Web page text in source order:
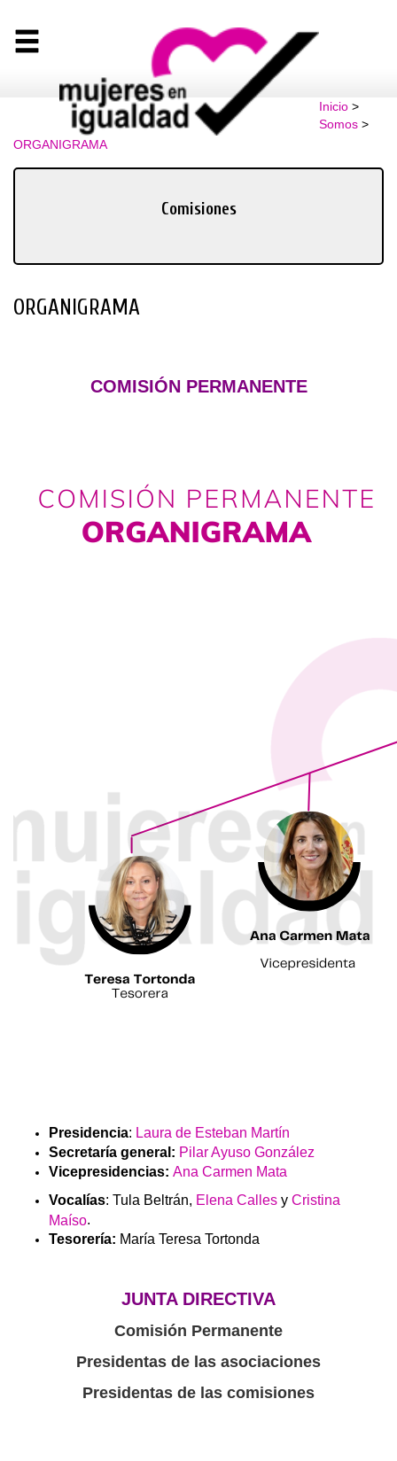
Inicio>
Somos>
ORGANIGRAMA
Comisiones
ORGANIGRAMA
COMISIÓN PERMANENTE
Presidencia: Laura de Esteban Martín
Secretaría general: Pilar Ayuso González
Vicepresidencias: Ana Carmen Mata
Vocalías: Tula Beltrán, Elena Calles y Cristina
Maíso.
Tesorería: María Teresa Tortonda
JUNTA DIRECTIVA
Comisión Permanente
Presidentas de las asociaciones
Presidentas de las comisiones